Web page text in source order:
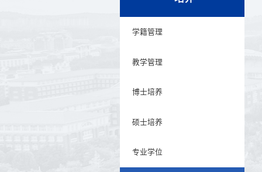
学籍管理
教学管理
博士培养
硕士培养
专业学位